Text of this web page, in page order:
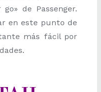
de Passenger.
en este punto de
más fácil por